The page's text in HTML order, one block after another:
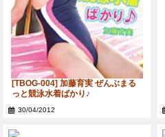
[TBOG-004] 加藤育実 ぜんぶまる
っと競泳水着ばかり♪
30/04/2012